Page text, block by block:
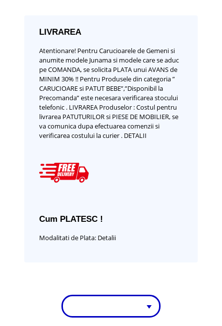
LIVRAREA
Atentionare! Pentru Carucioarele de Gemeni si
anumite modele Junama si modele care se aduc
pe COMANDA, se solicita PLATA unui AVANS de
MINIM 30% !! Pentru Produsele din categoria ”
CARUCIOARE si PATUT BEBE”,”Disponibil la
Precomanda” este necesara verificarea stocului
telefonic . LIVRAREA Produselor :Costul pentru
livrarea PATUTURILOR si PIESE DE MOBILIER, se
va comunica dupa efectuarea comenzii si
verificarea costului la curier . DETALII
Cum PLATESC !
Modalitati de Plata: Detalii